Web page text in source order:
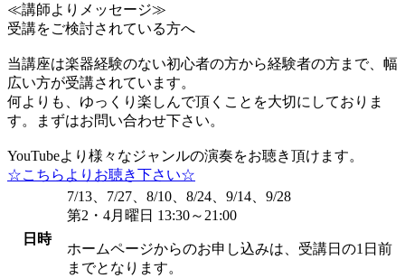
≪講師よりメッセージ≫
受講をご検討されている方へ
当講座は楽器経験のない初心者の方から経験者の方まで、幅
広い方が受講されています。
何よりも、ゆっくり楽しんで頂くことを大切にしておりま
す。まずはお問い合わせ下さい。
YouTubeより様々なジャンルの演奏をお聴き頂けます。
☆こちらよりお聴き下さい☆
日時
7/13、7/27、8/10、8/24、9/14、9/28
第2・4月曜日 13:30～21:00
ホームページからのお申し込みは、受講日の1日前
までとなります。